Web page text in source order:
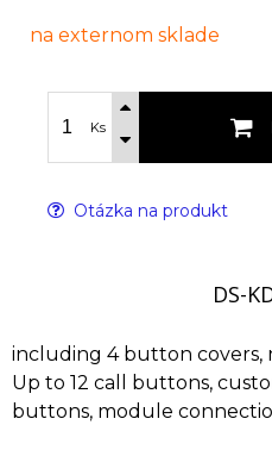
na externom sklade
Ks
Otázka na produkt
DS-
including 4 button covers,
Up to 12 call buttons,
buttons, module